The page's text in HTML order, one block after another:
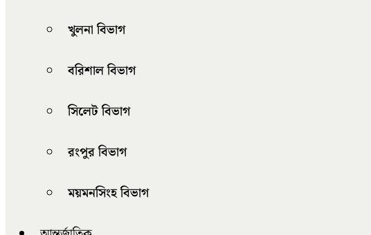
খুলনা বিভাগ
বরিশাল বিভাগ
সিলেট বিভাগ
রংপুর বিভাগ
ময়মনসিংহ বিভাগ